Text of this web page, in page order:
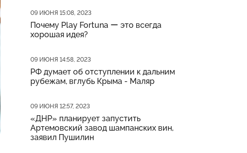
Дата публикации
09 ИЮНЯ 15:08, 2023
Почему Play Fortuna ー это всегда
хорошая идея?
Дата публикации
09 ИЮНЯ 14:58, 2023
РФ думает об отступлении к дальним
рубежам, вглубь Крыма - Маляр
Дата публикации
09 ИЮНЯ 12:57, 2023
«ДНР» планирует запустить
Артемовский завод шампанских вин,
заявил Пушилин